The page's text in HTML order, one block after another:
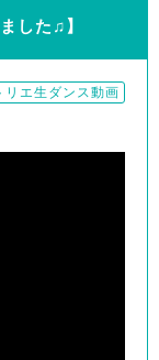
した♫】
エ生ダンス動画